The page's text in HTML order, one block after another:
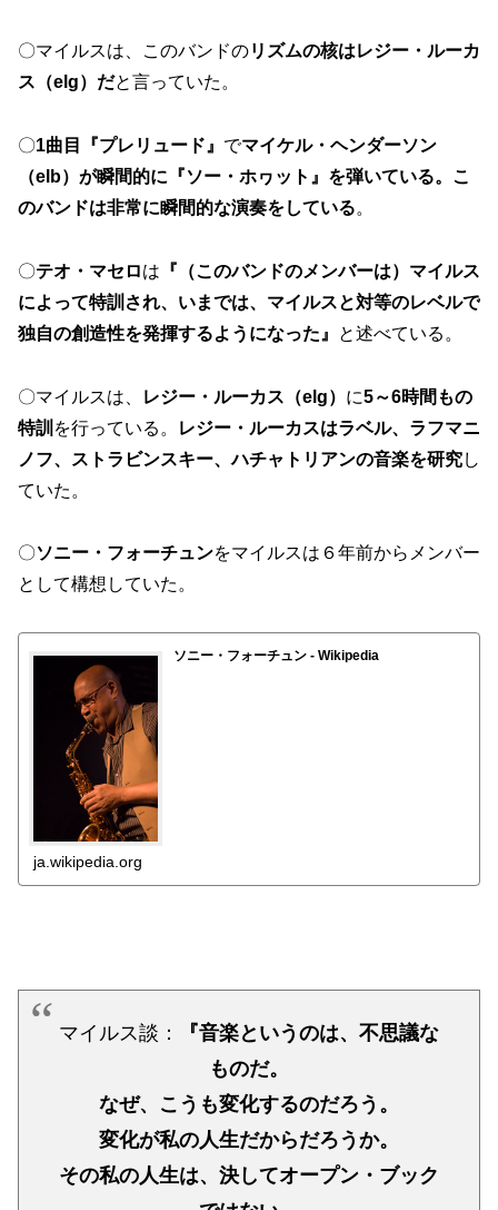
〇マイルスは、このバンドのリズムの核はレジー・ルーカ
ス（elg）だと言っていた。
〇1曲目『プレリュード』 でマイケル・ヘンダーソン
（elb）が瞬間的に『ソー・ホヮット』を弾いている。こ
のバンドは非常に瞬間的な演奏をしている。
〇テオ・マセロは 『（このバンドのメンバーは）マイルス
によって特訓され、いまでは、マイルスと対等のレベルで
独自の創造性を発揮するようになった』
と述べている。
〇マイルスは、 レジー・ルーカス（elg） に5～6時間もの
特訓 を行っている。
レジー・ルーカスはラベル、ラフマニ
ノフ、ストラビンスキー、ハチャトリアンの音楽を研究し
ていた。
〇ソニー・フォーチュンをマイルスは６年前からメンバー
として構想していた。
ソニー・フォーチュン - Wikipedia
ja.wikipedia.org
マイルス談：
『音楽というのは、不思議な
ものだ。
なぜ、こうも変化するのだろう。
変化が私の人生だからだろうか。
その私の人生は、決してオープン・ブック